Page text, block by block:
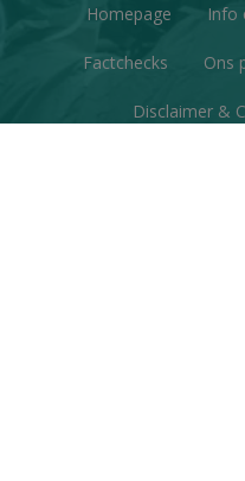
Homepage Info
Factchecks Ons
Disclaimer &